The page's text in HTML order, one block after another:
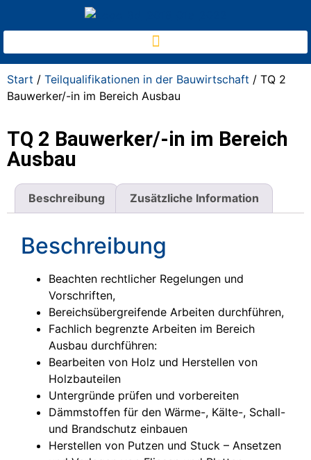
Start / Teilqualifikationen in der Bauwirtschaft / TQ 2
Bauwerker/-in im Bereich Ausbau
TQ 2 Bauwerker/-in im Bereich
Ausbau
Beschreibung Zusätzliche Information
Beschreibung
Beachten rechtlicher Regelungen und
Vorschriften,
Bereichsübergreifende Arbeiten durchführen,
Fachlich begrenzte Arbeiten im Bereich
Ausbau durchführen:
Bearbeiten von Holz und Herstellen von
Holzbauteilen
Untergründe prüfen und vorbereiten
Dämmstoffen für den Wärme-, Kälte-, Schall-
und Brandschutz einbauen
Herstellen von Putzen und Stuck – Ansetzen